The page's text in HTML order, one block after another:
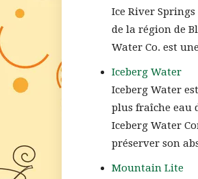
Ice River
de la région de
Water Co. est
Iceberg Water
Iceberg Water
plus fraîche eau
Iceberg Water
préserver son
Mountain Lite